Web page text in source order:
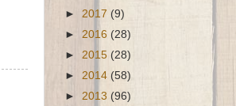
► 2017 (9)
► 2016 (28)
► 2015 (28)
► 2014 (58)
► 2013 (96)